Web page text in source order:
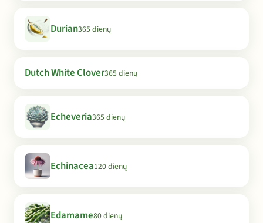
Durian365 dienų
Dutch White Clover365 dienų
Echeveria365 dienų
Echinacea120 dienų
Edamame80 dienų